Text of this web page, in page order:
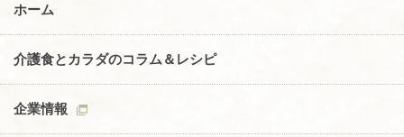
ホーム
介護食とカラダのコラム＆レシピ
企業情報